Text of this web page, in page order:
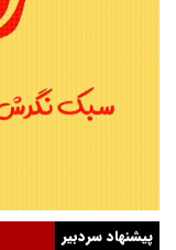
پیشنهاد سردبیر